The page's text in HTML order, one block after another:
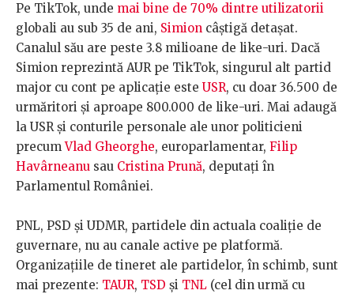
Pe TikTok, unde mai bine de 70% dintre utilizatorii
globali au sub 35 de ani, Simion câștigă detașat.
Canalul său are peste 3.8 milioane de like-uri. Dacă
Simion reprezintă AUR pe TikTok, singurul alt partid
major cu cont pe aplicație este USR, cu doar 36.500 de
urmăritori și aproape 800.000 de like-uri. Mai adaugă
la USR și conturile personale ale unor politicieni
precumVlad Gheorghe, europarlamentar, Filip
Havârneanu sau Cristina Prună, deputați în
Parlamentul României.
PNL, PSD și UDMR, partidele din actuala coaliție de
guvernare, nu au canale active pe platformă.
Organizațiile de tineret ale partidelor, în schimb, sunt
mai prezente: TAUR, TSD și TNL (cel din urmă cu